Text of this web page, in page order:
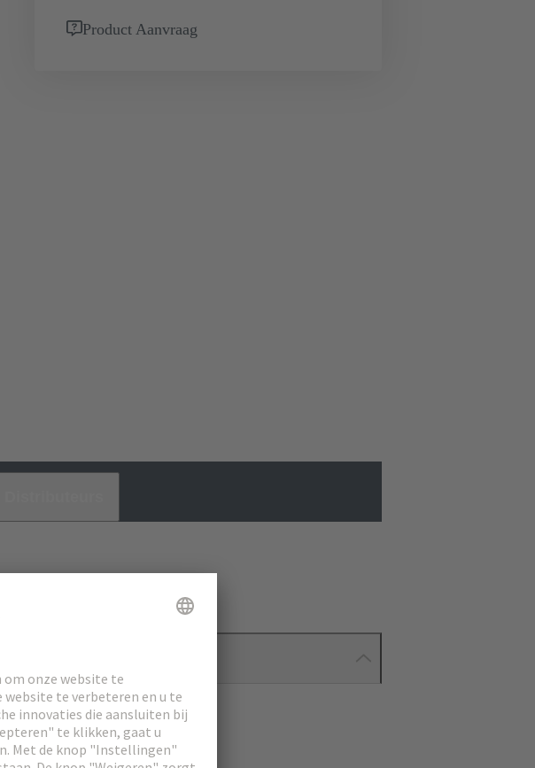
Product Aanvraag